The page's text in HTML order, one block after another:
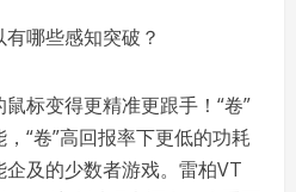
哪些感知突破？
标变得更精准更跟手！“卷”
“卷”高回报率下更低的功耗
及的少数者游戏。雷柏VT